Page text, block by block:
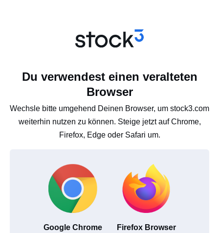
Du verwendest einen veralteten
Browser
Wechsle bitte umgehend Deinen Browser, um stock3.com
weiterhin nutzen zu können. Steige jetzt auf Chrome,
Firefox, Edge oder Safari um.
Google Chrome Firefox Browser